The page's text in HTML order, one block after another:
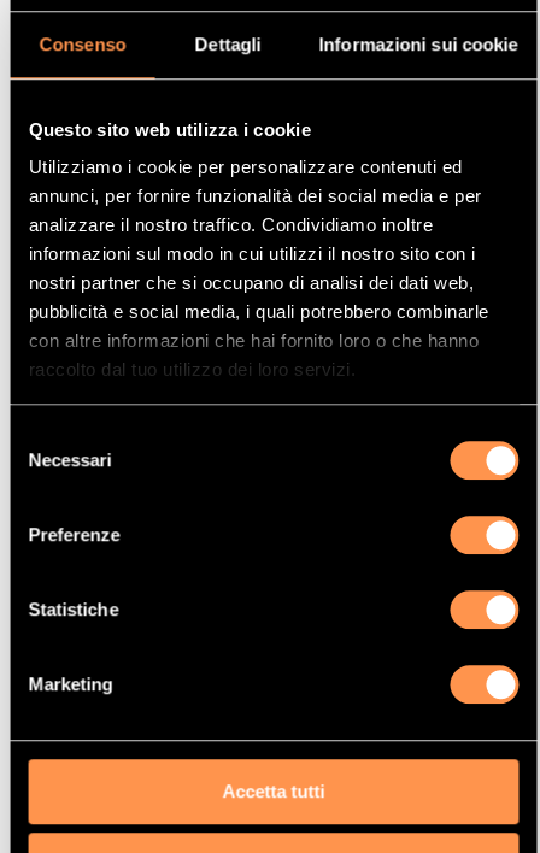
Consenso Dettagli Informazioni sui cookie
Questo sito web utilizza i cookie
Utilizziamo i cookie per personalizzare contenuti ed
annunci, per fornire funzionalità dei social media e per
analizzare il nostro traffico. Condividiamo inoltre
informazioni sul modo in cui utilizzi il nostro sito con i
nostri partner che si occupano di analisi dei dati web,
pubblicità e social media, i quali potrebbero combinarle
con altre informazioni che hai fornito loro o che hanno
raccolto dal tuo utilizzo dei loro servizi.
delNecessari
Preferenze
Statistiche
Marketing
Accetta tutti
Mostrare Per pagina
La vostra selezione
Prodotto
Catalizzatore
Manufacturer
Versione
Motor code
Data